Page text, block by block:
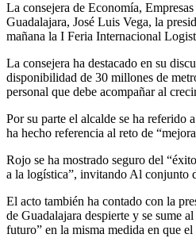
La consejera de Economía,
Guadalajara, José Luis Vega, la
mañana la I Feria Internacional
La consejera ha destacado en su
disponibilidad de 30 millones de
personal que debe acompañar al
Por su parte el alcalde se ha referido
ha hecho referencia al reto de
Rojo se ha mostrado seguro del
a la logística”, invitando Al conjunto
El acto también ha contado con la
de Guadalajara despierte y se sume
futuro” en la misma medida en que